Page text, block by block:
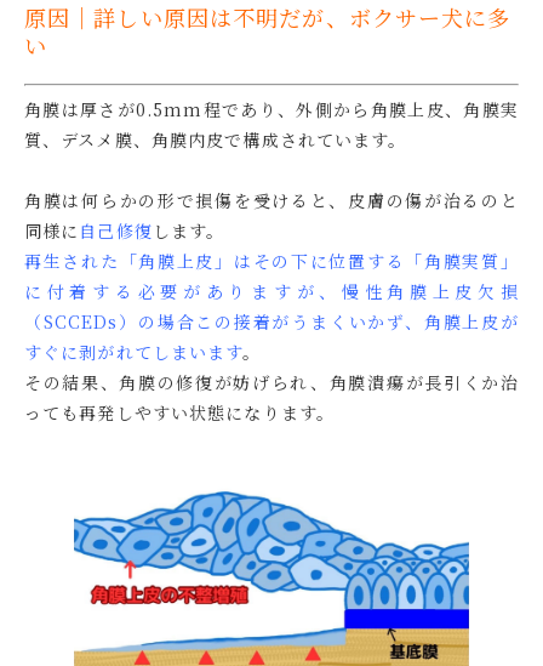
原因｜詳しい原因は不明だが、ボクサー犬に多
い
角膜は厚さが0.5mm程であり、外側から角膜上皮、角膜実
質、デスメ膜、角膜内皮で構成されています。
角膜は何らかの形で損傷を受けると、皮膚の傷が治るのと
同様に 自己修復 します。
再生された「角膜上皮」はその下に位置する「角膜実質」
に付着する必要がありますが、慢性角膜上皮欠損
（SCCEDs）の場合この接着がうまくいかず、角膜上皮が
すぐに剥がれてしまいます。
その結果、角膜の修復が妨げられ、角膜潰瘍が長引くか治
っても再発しやすい状態になります。